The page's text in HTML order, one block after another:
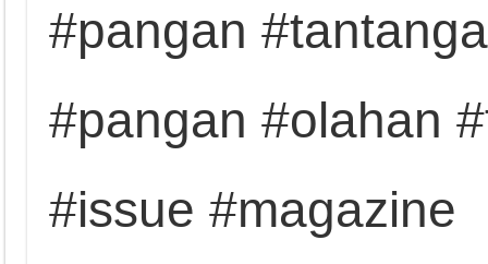
#pangan
#pangan #olahan
#issue #magazine